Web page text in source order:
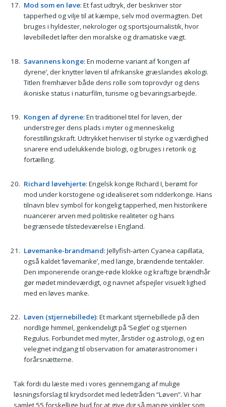
Mod som en løve: Et fast udtryk, der beskriver stor
tapperhed og vilje til at kæmpe, selv mod overmagten. Det
bruges i hyldester, nekrologer og sportsjournalistik, hvor
løvebilledet løfter den moralske og dramatiske vægt.
Savannens konge: En moderne variant af ‘kongen af
dyrene’, der knytter løven til afrikanske græslandes økologi.
Titlen fremhæver både dens rolle som toprovdyr og dens
ikoniske status i naturfilm, turisme og bevaringsarbejde.
Kongen af dyrene: En traditionel titel for løven, der
understreger dens plads i myter og menneskelig
forestillingskraft. Udtrykket henviser til styrke og værdighed
snarere end udelukkende biologi, og bruges i retorik og
fortælling.
Richard løvehjerte: Engelsk konge Richard I, berømt for
mod under korstogene og idealiseret som ridderkonge. Hans
tilnavn blev symbol for kongelig tapperhed, men historikere
nuancerer arven med politiske realiteter og hans
begrænsede tilstedeværelse i England.
Løvemanke-brandmand: Jellyfish-arten Cyanea capillata,
også kaldet ‘løvemanke’, med lange, brændende tentakler.
Den imponerende orange-røde klokke og kraftige brændhår
gør mødet mindeværdigt, og navnet afspejler visuelt lighed
med en løves manke.
Løven (stjernebillede): Et markant stjernebillede på den
nordlige himmel, genkendeligt på ‘Seglet’ og stjernen
Regulus. Forbundet med myter, årstider og astrologi, og en
velegnet indgang til observation for amatørastronomer i
forårsnætterne.
Tak fordi du læste med i vores gennemgang af mulige
løsningsforslag til krydsordet med ledetråden “Løven”. Vi har
samlet 55 forskellige bud for at give dig så mange vinkler som